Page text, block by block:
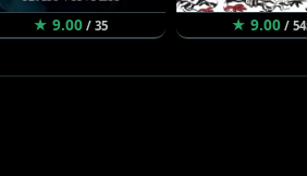
★ 9.00 / 35 ★ 9.00 /